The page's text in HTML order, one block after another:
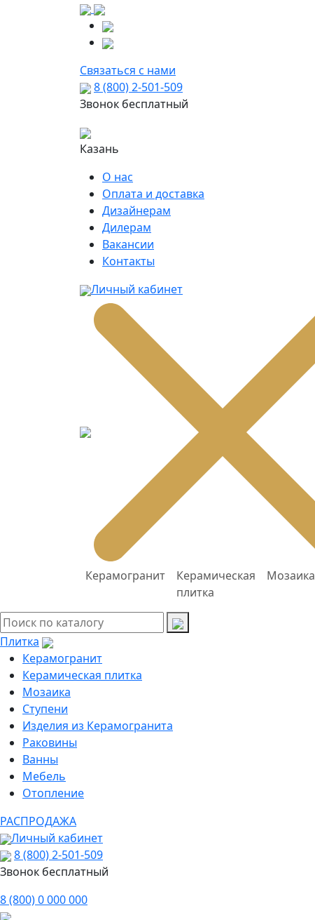
Связаться с нами
8 (800) 2-501-509
Звонок бесплатный
Казань
О нас
Оплата и доставка
Дизайнерам
Дилерам
Вакансии
Контакты
Личный кабинет
Керамогранит
Керамическая
плитка
Мозаика
Плитка
Керамогранит
Керамическая плитка
Мозаика
Ступени
Изделия из Керамогранита
Раковины
Ванны
Мебель
Отопление
РАСПРОДАЖА
Личный кабинет
8 (800) 2-501-509
Звонок бесплатный
8 (800) 0 000 000